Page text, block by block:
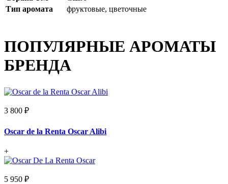
Тип аромата
фруктовые, цветочные
ПОПУЛЯРНЫЕ АРОМАТЫ
БРЕНДА
3 800 ₽
Oscar de la Renta Oscar Alibi
+
5 950 ₽